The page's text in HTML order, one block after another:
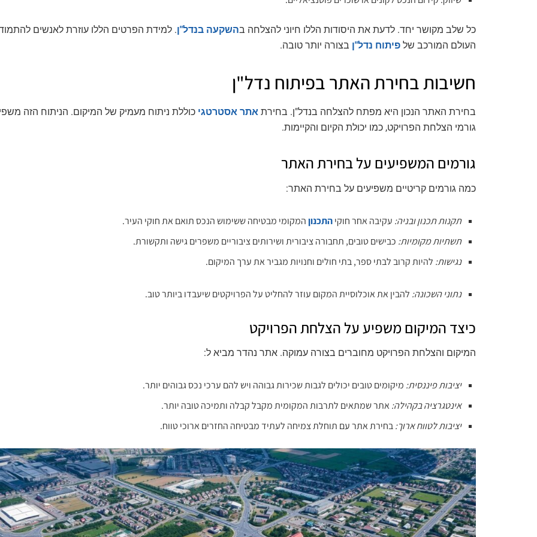
כל שלב מקושר יחד. לדעת את היסודות הללו חיוני להצלחה בהשקעה בנדל"ן. למידת הפרטים הללו עוזרת לאנשים
העולם המורכב של פיתוח נדל"ן בצורה יותר טובה.
חשיבות בחירת האתר בפיתוח נדל"ן
בחירת האתר הנכון היא מפתח להצלחה בנדל"ן. בחירת אתר אסטרטגי כוללת ניתוח מעמיק של המיקום. הניתוח הזה
גורמי הצלחת הפרויקט, כמו יכולת הקיום והקיימות.
גורמים המשפיעים על בחירת האתר
כמה גורמים קריטיים משפיעים על בחירת האתר:
תקנות תכנון ובניה: עקיבה אחר חוקיהתכנוןהמקומי מבטיחה ששימוש הנכס תואם את חוקי העיר.
תשתיות מקומיות: כבישים טובים, תחבורה ציבורית ושירותים ציבוריים משפרים גישה ותקשורת.
נגישות: להיות קרוב לבתי ספר, בתי חולים וחנויות מגביר את ערך המיקום.
נתוני השכונה: להבין את אוכלוסיית המקום עוזר להחליט על הפרויקטים שיעבדו ביותר טוב.
כיצד המיקום משפיע על הצלחת הפרויקט
המיקום והצלחת הפרויקט מחוברים בצורה עמוקה. אתר נהדר מביא ל:
יציבות פיננסית: מיקומים טובים יכולים לגבות שכירות גבוהה ויש להם ערכי נכס גבוהים יותר.
אינטגרציה בקהילה: אתר שמתאים לתרבות המקומית מקבל קבלה ותמיכה טובה יותר.
יציבות לטווח ארוך:בחירת אתר עם תוחלת צמיחה לעתיד מבטיחה החזרים ארוכי טווח.